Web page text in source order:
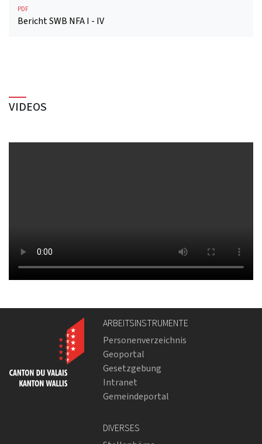
PDF
Bericht SWB NFA I - IV
VIDEOS
ARBEITSINSTRUMENTE
Personenverzeichnis
Geoportal
Gesetzgebung
Intranet
Gemeindeportal
DIVERSES